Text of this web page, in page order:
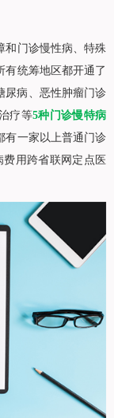
门诊慢性病、特殊
有统筹地区都开通了
尿病、恶性肿瘤门诊
疗等5种门诊慢特病
有一家以上普通门诊
用跨省联网定点医